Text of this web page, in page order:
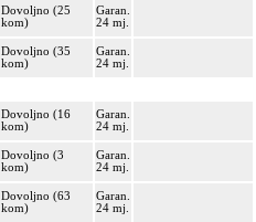
Dovoljno (25
kom)
Garan.
24 mj.
Dovoljno (35
kom)
Garan.
24 mj.
Dovoljno (16
kom)
Garan.
24 mj.
Dovoljno (3
kom)
Garan.
24 mj.
Dovoljno (63
kom)
Garan.
24 mj.